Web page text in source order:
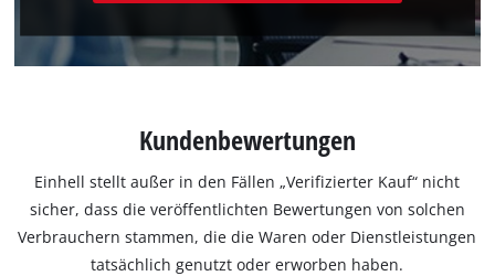
Kundenbewertungen
Einhell stellt außer in den Fällen „Verifizierter Kauf“ nicht
sicher, dass die veröffentlichten Bewertungen von solchen
Verbrauchern stammen, die die Waren oder Dienstleistungen
tatsächlich genutzt oder erworben haben.